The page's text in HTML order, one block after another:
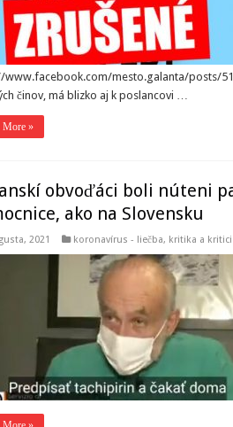
www.facebook.com/mesto.galanta/posts/
činov, má blizko aj k poslancovi …
More »
obvoďáci boli núteni
ako na Slovensku
2021 koronavírus - liečba, kritika a